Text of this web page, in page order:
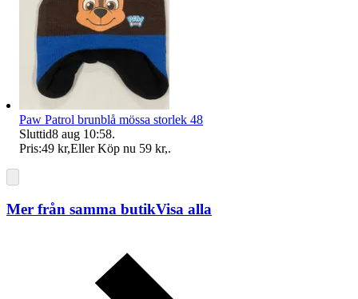
Paw Patrol brunblå mössa storlek 48
Sluttid8 aug 10:58.
Pris:49 kr,Eller Köp nu 59 kr,.
Mer från samma butikVisa alla